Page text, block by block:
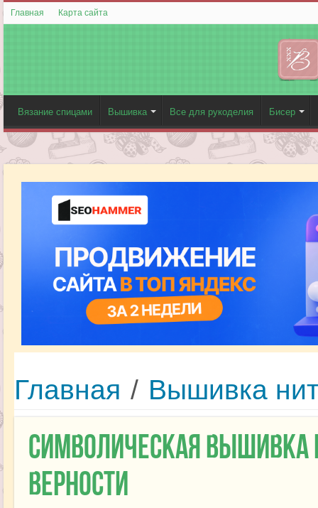
Главная Карта сайта
Вязание спицами Вышивка Все для рукоделия Бисер
Главная / Вышивка
Символическая
верности